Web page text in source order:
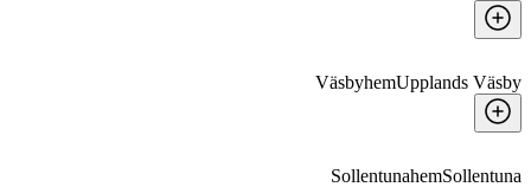
VäsbyhemUpplands Väsby
SollentunahemSollentuna